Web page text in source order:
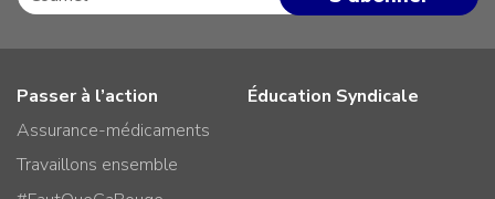
Passer à l’action
Assurance-médicaments
Travaillons ensemble
Éducation Syndicale